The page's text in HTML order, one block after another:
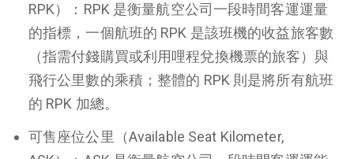
RPK）：RPK 是衡量航空公司一段時間客運運量
的指標，一個航班的 RPK 是該班機的收益旅客數
（指需付錢購買或利用哩程兌換機票的旅客）與
飛行公里數的乘積；整體的 RPK 則是將所有航班
的 RPK 加總。
可售座位公里（Available Seat Kilometer,